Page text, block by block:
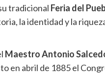
tradicional Feria del
la identidad y la
Maestro Antonio
en abril de 1885 el